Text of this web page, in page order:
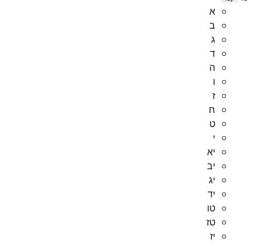
א
ב
ג
ד
ה
ו
ז
ח
ט
י
יא
יב
יג
יד
טו
טז
יז